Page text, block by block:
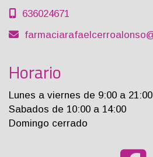
636024671
farmaciarafaelcerroalonso
Horario
Lunes a viernes de 9:00 a 21:00
Sabados de 10:00 a 14:00
Domingo cerrado